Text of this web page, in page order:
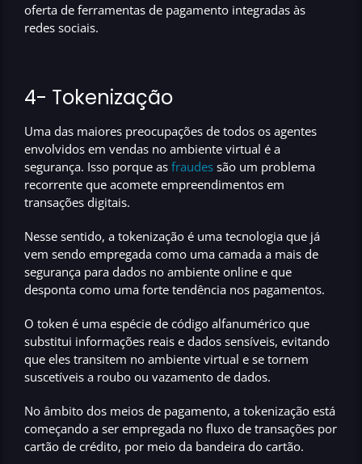
oferta de ferramentas de pagamento integradas às
redes sociais.
4- Tokenização
Uma das maiores preocupações de todos os agentes
envolvidos em vendas no ambiente virtual é a
segurança. Isso porque as fraudes são um problema
recorrente que acomete empreendimentos em
transações digitais.
Nesse sentido, a tokenização é uma tecnologia que já
vem sendo empregada como uma camada a mais de
segurança para dados no ambiente online e que
desponta como uma forte tendência nos pagamentos.
O token é uma espécie de código alfanumérico que
substitui informações reais e dados sensíveis, evitando
que eles transitem no ambiente virtual e se tornem
suscetíveis a roubo ou vazamento de dados.
No âmbito dos meios de pagamento, a tokenização está
começando a ser empregada no fluxo de transações por
cartão de crédito, por meio da bandeira do cartão.